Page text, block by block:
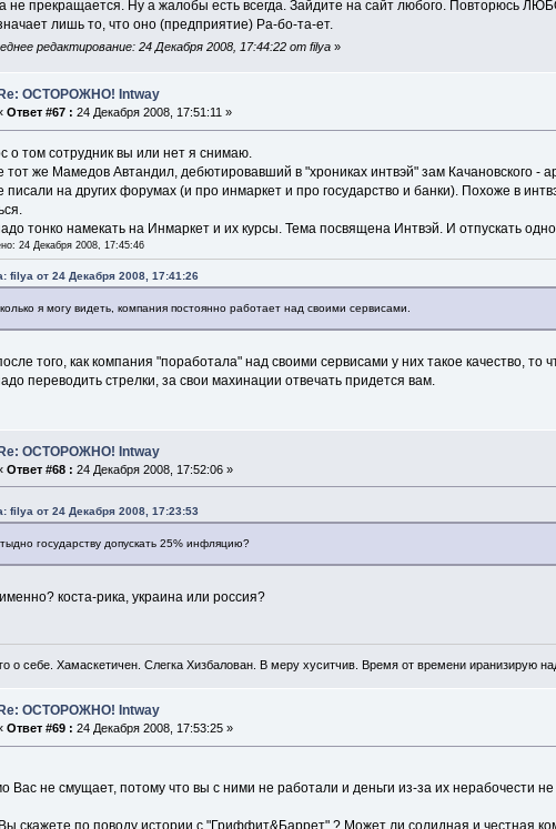
не прекращается. Ну а жалобы есть всегда. Зайдите на сайт любого. Повторюсь
лишь то, что оно (предприятие) Ра-бо-та-ет.
редактирование: 24 Декабря 2008, 17:44:22 от filya»
Re: ОСТОРОЖНО! Intway
Ответ #67 : 24 Декабря 2008, 17:51:11 »
о том сотрудник вы или нет я снимаю.
тот же Мамедов Автандил, дебютировавший в "хрониках интвэй" зам Качановского -
писали на других форумах (и про инмаркет и про государство и банки). Похоже в
тонко намекать на Инмаркет и их курсы. Тема посвящена Интвэй. И отпускать
24 Декабря 2008, 17:45:46
filya от 24 Декабря 2008, 17:41:26
я могу видеть, компания постоянно работает над своими сервисами.
того, как компания "поработала" над своими сервисами у них такое качество,
переводить стрелки, за свои махинации отвечать придется вам.
ОСТОРОЖНО! Intway
Ответ #68 : 24 Декабря 2008, 17:52:06 »
filya от 24 Декабря 2008, 17:23:53
государству допускать 25% инфляцию?
коста-рика, украина или россия?
о себе. Хамаскетичен. Слегка Хизбалован. В меру хуситчив. Время от времени иранизирую
Re: ОСТОРОЖНО! Intway
Ответ #69 : 24 Декабря 2008, 17:53:25 »
Вас не смущает, потому что вы с ними не работали и деньги из-за их нерабочести
скажете по поводу истории с "Гриффит&Баррет" ? Может ли солидная и честная